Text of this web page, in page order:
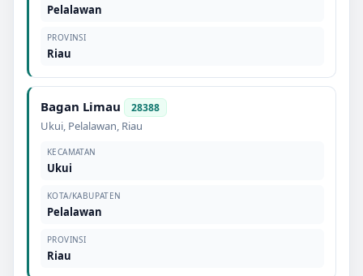
Pelalawan
PROVINSI
Riau
Bagan Limau 28388
Ukui, Pelalawan, Riau
KECAMATAN
Ukui
KOTA/KABUPATEN
Pelalawan
PROVINSI
Riau